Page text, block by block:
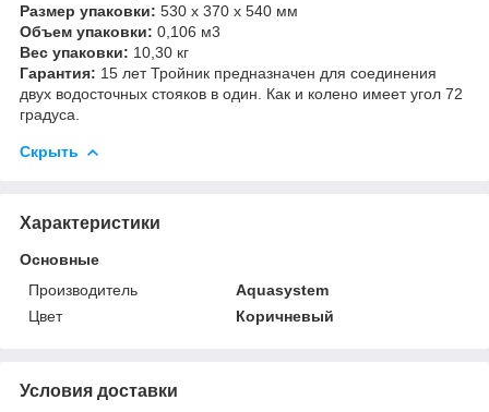
Размер упаковки: 530 x 370 x 540 мм
Объем упаковки: 0,106 м3
Вес упаковки: 10,30 кг
Гарантия: 15 лет Тройник предназначен для соединения
двух водосточных стояков в один. Как и колено имеет угол 72
градуса.
Скрыть
Характеристики
Основные
Производитель
Aquasystem
Цвет
Коричневый
Условия доставки